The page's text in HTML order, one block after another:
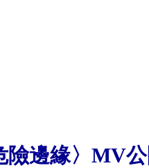
險邊緣〉MV